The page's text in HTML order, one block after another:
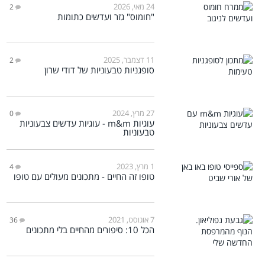
24 מאי, 2026 2
"חומוס" גזר ועדשים כתומות
11 דצמבר, 2025 2
סופגניות טבעוניות של דודי שרון
27 מרץ, 2024 0
עוגיות m&m - עוגיות עדשים צבעוניות
טבעוניות
1 מרץ, 2023 4
טופו זה החיים - מתכונים מעולים עם טופו
7 אוגוסט, 2021 36
הכל 10: סיפורים מהחיים בלי מתכונים